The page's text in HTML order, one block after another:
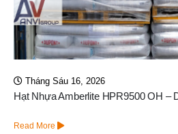
Tháng Bảy 13, 2026
Hóa Chất Kleen MCT882 Veolia
Read More